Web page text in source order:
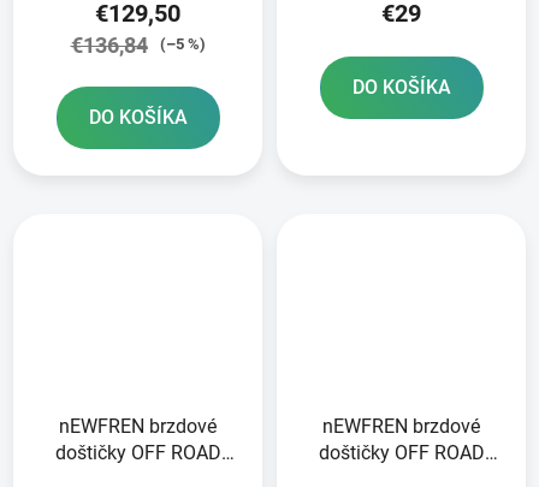
€129,50
€136,84 (–5 %)
DO KOŠÍKA
€29
DO KOŠÍKA
nEWFREN brzdové
doštičky OFF ROAD
nEWFREN brzdové
doštičky OFF ROAD